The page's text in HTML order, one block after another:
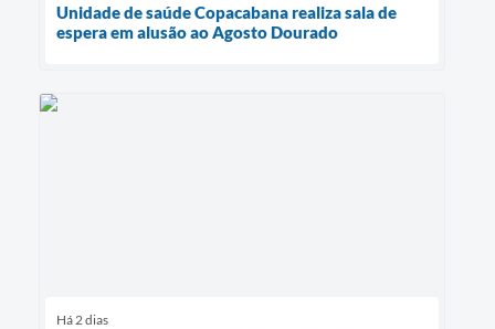
Unidade de saúde Copacabana realiza sala de
espera em alusão ao Agosto Dourado
Há 2 dias